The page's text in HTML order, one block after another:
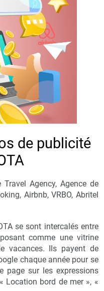
de publicité
Travel Agency, Agence de
Airbnb, VRBO, Abritel
se sont intercalés entre
comme une vitrine
vacances. Ils payent de
chaque année pour se
page sur les expressions
Location bord de mer », «